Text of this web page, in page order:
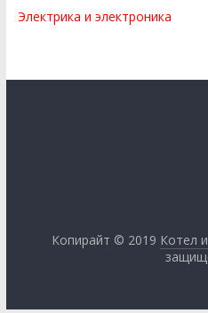
Электрика и электроника
Копирайт © 2019 Котел